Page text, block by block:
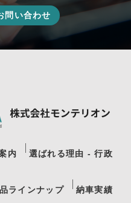
問い合わせ
内 選ばれる理由 - 行政
ラインナップ 納車実績